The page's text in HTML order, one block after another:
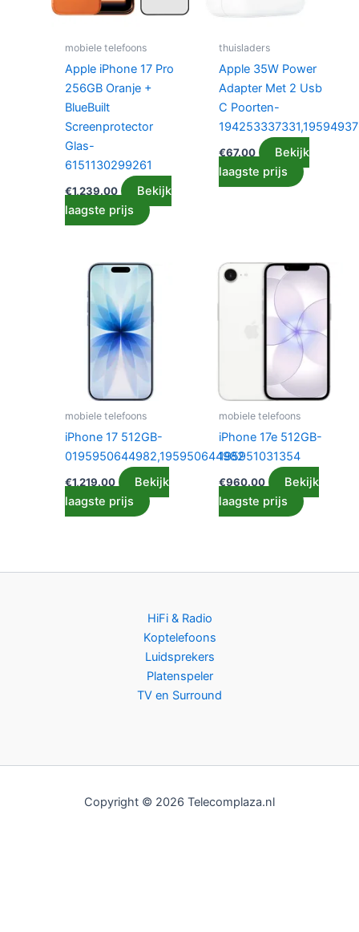
mobiele telefoons
Apple iPhone 17 Pro
256GB Oranje +
BlueBuilt
Screenprotector
Glas-
6151130299261
€1,239.00
Bekijk
laagste prijs
thuisladers
Apple 35W Power
Adapter Met 2 Usb
C Poorten-
€67.00
Bekijk
laagste prijs
mobiele telefoons
iPhone 17 512GB-
0195950644982,195950644982
€1,219.00
Bekijk
laagste prijs
mobiele telefoons
iPhone 17e 512GB-
195951031354
€960.00
Bekijk
laagste prijs
HiFi & Radio
Koptelefoons
Luidsprekers
Platenspeler
TV en Surround
Copyright © 2026 Telecomplaza.nl